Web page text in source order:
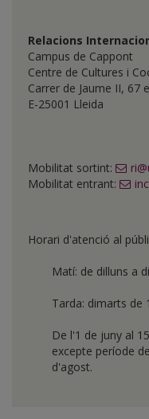
Relacions
Campus de Cappont
Centre de Cultures i
Carrer de Jaume II, 67
E-25001 Lleida
Mobilitat sortint:
Mobilitat entrant:
Horari d'atenció al
Matí: de dilluns a
Tarda: dimarts de
De l'1 de juny al
excepte període
d'agost.